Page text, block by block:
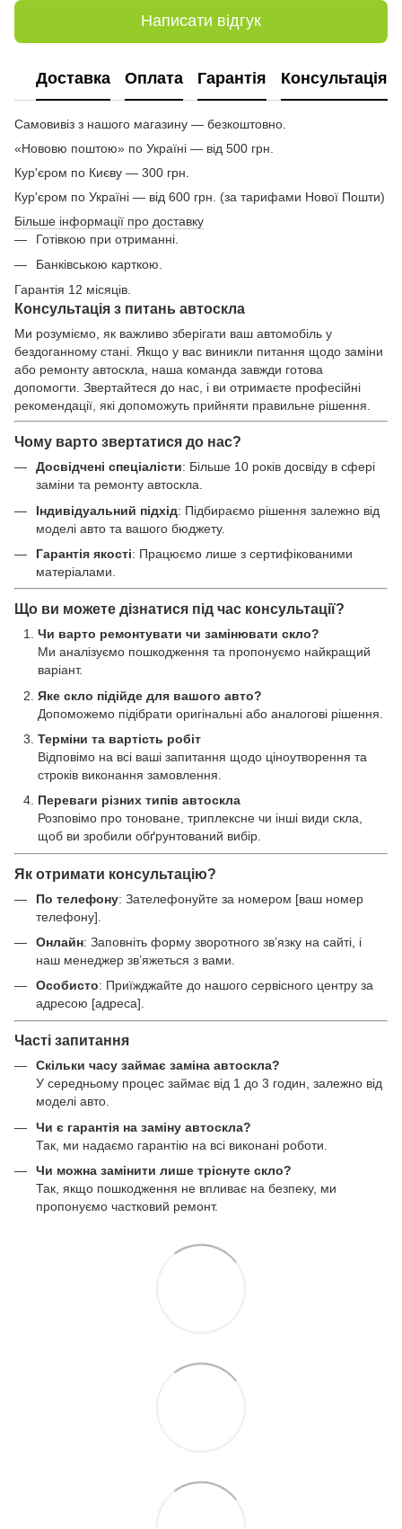
Написати відгук
Доставка Оплата Гарантія Консультація
Самовивіз з нашого магазину — безкоштовно.
«Нововю поштою» по Україні — від 500 грн.
Кур'єром по Києву — 300 грн.
Кур'єром по Україні — від 600 грн. (за тарифами Нової Пошти)
Більше інформації про доставку
Готівкою при отриманні.
Банківською карткою.
Гарантія 12 місяців.
Консультація з питань автоскла
Ми розуміємо, як важливо зберігати ваш автомобіль у
бездоганному стані. Якщо у вас виникли питання щодо заміни
або ремонту автоскла, наша команда завжди готова
допомогти. Звертайтеся до нас, і ви отримаєте професійні
рекомендації, які допоможуть прийняти правильне рішення.
Чому варто звертатися до нас?
Досвідчені спеціалісти: Більше 10 років досвіду в сфері
заміни та ремонту автоскла.
Індивідуальний підхід: Підбираємо рішення залежно від
моделі авто та вашого бюджету.
Гарантія якості: Працюємо лише з сертифікованими
матеріалами.
Що ви можете дізнатися під час консультації?
Чи варто ремонтувати чи замінювати скло?
Ми аналізуємо пошкодження та пропонуємо найкращий
варіант.
Яке скло підійде для вашого авто?
Допоможемо підібрати оригінальні або аналогові рішення.
Терміни та вартість робіт
Відповімо на всі ваші запитання щодо ціноутворення та
строків виконання замовлення.
Переваги різних типів автоскла
Розповімо про тоноване, триплексне чи інші види скла,
щоб ви зробили обґрунтований вибір.
Як отримати консультацію?
По телефону: Зателефонуйте за номером [ваш номер
телефону].
Онлайн: Заповніть форму зворотного зв’язку на сайті, і
наш менеджер зв’яжеться з вами.
Особисто: Приїжджайте до нашого сервісного центру за
адресою [адреса].
Часті запитання
Скільки часу займає заміна автоскла?
У середньому процес займає від 1 до 3 годин, залежно від
моделі авто.
Чи є гарантія на заміну автоскла?
Так, ми надаємо гарантію на всі виконані роботи.
Чи можна замінити лише тріснуте скло?
Так, якщо пошкодження не впливає на безпеку, ми
пропонуємо частковий ремонт.